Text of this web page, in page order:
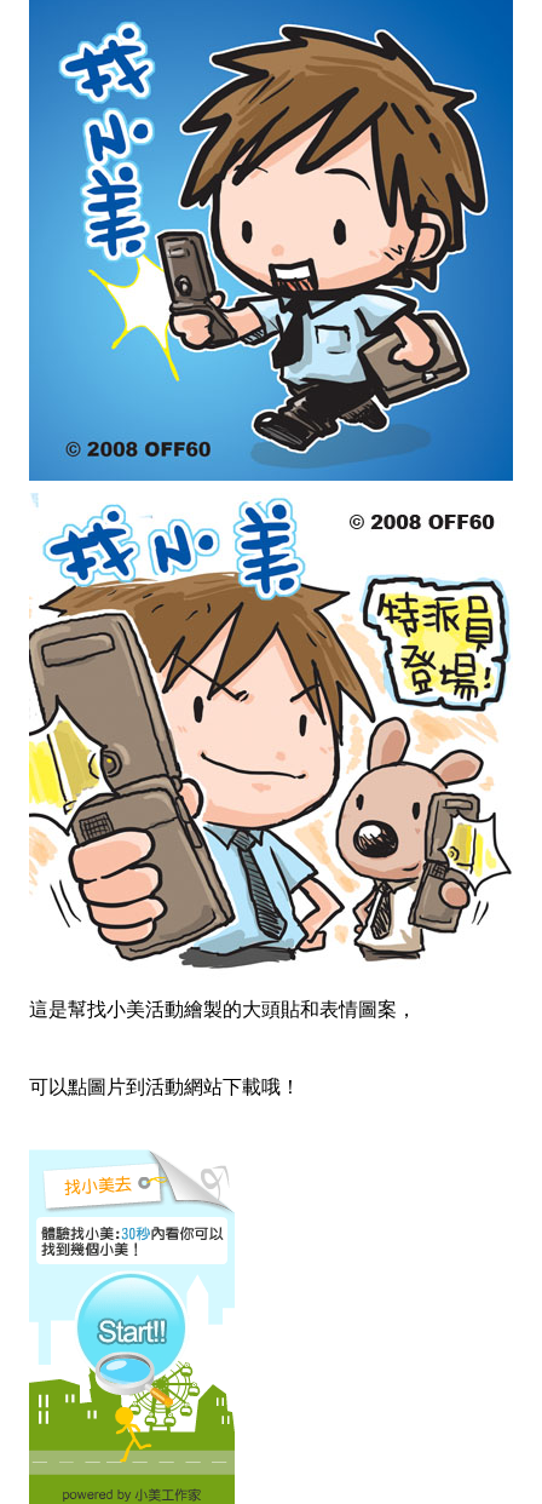
這是幫找小美活動繪製的大頭貼和表情圖案，
可以點圖片到活動網站下載哦！